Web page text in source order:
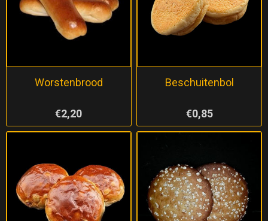
Worstenbrood
€2,20
Beschuitenbol
€0,85